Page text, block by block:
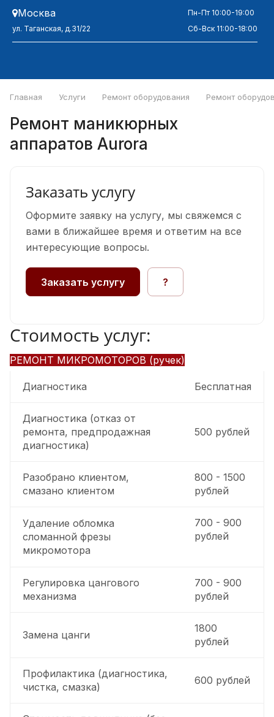
Москва
ул. Таганская, д.31/22
Пн-Пт 10:00-19:00
Сб-Вск 11:00-18:00
Главная Услуги Ремонт оборудования Ремонт
Ремонт маникюрных
аппаратов Aurora
Заказать услугу
Оформите заявку на услугу, мы свяжемся с
вами в ближайшее время и ответим на все
интересующие вопросы.
Заказать услугу ?
Стоимость услуг:
РЕМОНТ МИКРОМОТОРОВ (ручек)
Диагностика Бесплатная
Диагностика (отказ от
ремонта, предпродажная
диагностика)
500 рублей
Разобрано клиентом,
смазано клиентом
800 - 1500
рублей
Удаление обломка
сломанной фрезы
микромотора
700 - 900
рублей
Регулировка цангового
механизма
700 - 900
рублей
Замена цанги
1800
рублей
Профилактика (диагностика,
чистка, смазка)
600 рублей